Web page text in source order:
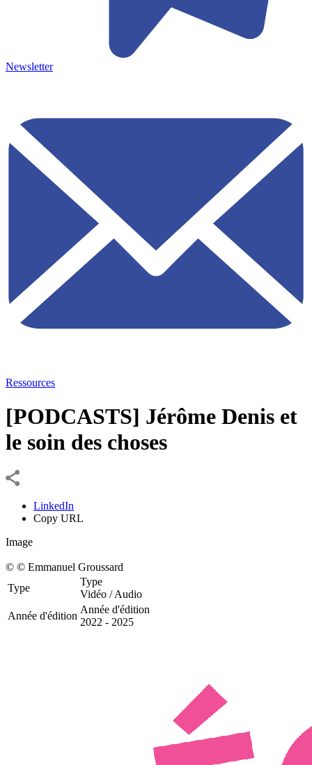
Newsletter
Ressources
[PODCASTS] Jérôme Denis et
le soin des choses
LinkedIn
Copy URL
Image
© © Emmanuel Groussard
Type
Type
Vidéo / Audio
Année d'édition
Année d'édition
2022 - 2025